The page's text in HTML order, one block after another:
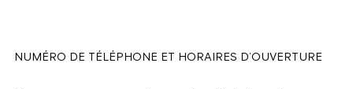
NUMÉRO DE TÉLÉPHONE ET HORAIRES D’OUVERTURE